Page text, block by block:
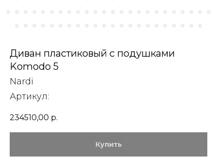
Диван пластиковый с подушками
Komodo 5
Nardi
Артикул:
234510,00 р.
Купить